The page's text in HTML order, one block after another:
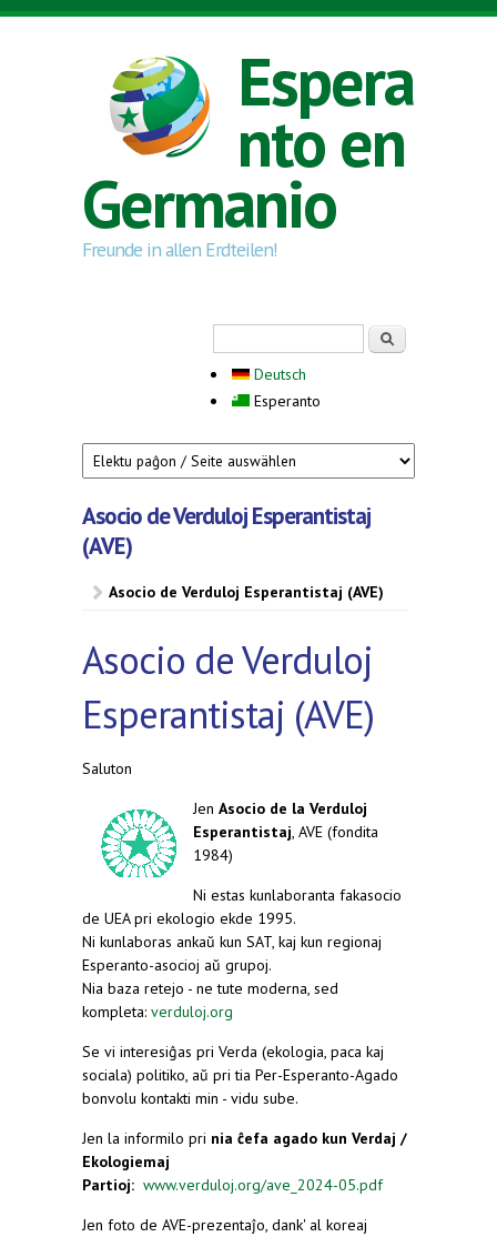
Skip to main content
Espera
nto en
Germanio
Freunde in allen Erdteilen!
Deutsch
Esperanto
Asocio de Verduloj Esperantistaj
(AVE)
Asocio de Verduloj Esperantistaj (AVE)
Asocio de Verduloj
Esperantistaj (AVE)
Saluton
Jen Asocio de la Verduloj
Esperantistaj, AVE (fondita
1984)
Ni estas kunlaboranta fakasocio
de UEA pri ekologio ekde 1995.
Ni kunlaboras ankaŭ kun SAT, kaj kun regionaj
Esperanto-asocioj aŭ grupoj.
Nia baza retejo - ne tute moderna, sed
kompleta: verduloj.org
Se vi interesiĝas pri Verda (ekologia, paca kaj
sociala) politiko, aŭ pri tia Per-Esperanto-Agado
bonvolu kontakti min - vidu sube.
Jen la informilo pri nia ĉefa agado kun Verdaj /
Ekologiemaj
Partioj: www.verduloj.org/ave_2024-05.pdf(link is
Jen foto de AVE-prezentaĵo, dank' al koreaj